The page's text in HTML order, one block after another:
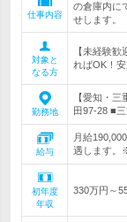
仕事内容
の倉庫内に
せします。
対象と
なる方
【未経験
ればOK！
勤務地
【愛知・
田97-28 ■
給与
月給
遇します。
初年度
年収
330万円～